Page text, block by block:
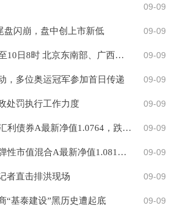
09-09
09-09
盘闪崩，盘中创上市新低
09-09
暴雨黄色预警：9日8时至10日8时 北京东南部、广西东南部沿海、广东西南部等地部分地区有大暴雨
09-09
，多位奥运冠军参加首日传递
09-09
处罚执行工作力度
09-09
9月8日基金净值：鹏扬汇利债券A最新净值1.0764，跌0.05%
09-09
9月8日基金净值：国富弹性市值混合A最新净值1.081，跌0.73%
09-09
者直击排洪现场
09-09
“基泰建设”黑历史遭起底